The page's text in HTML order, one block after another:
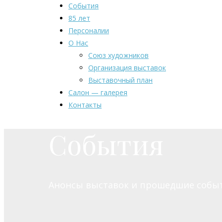
События
85 лет
Персоналии
О Нас
Союз художников
Организация выставок
Выставочный план
Салон — галерея
Контакты